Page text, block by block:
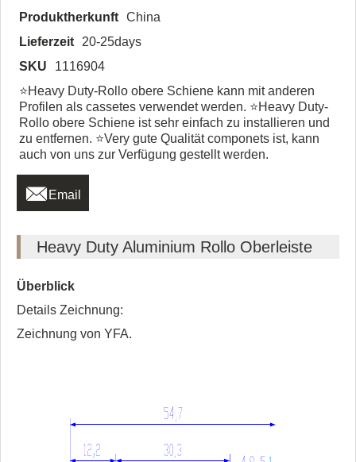
Produktherkunft China
Lieferzeit
20-25days
SKU
1116904
⭐Heavy Duty-Rollo obere Schiene kann mit anderen
Profilen als cassetes verwendet werden. ⭐Heavy Duty-
Rollo obere Schiene ist sehr einfach zu installieren und
zu entfernen. ⭐Very gute Qualität componets ist, kann
auch von uns zur Verfügung gestellt werden.
 Email
Heavy Duty Aluminium Rollo Oberleiste
Überblick
Details Zeichnung:
Zeichnung von YFA.